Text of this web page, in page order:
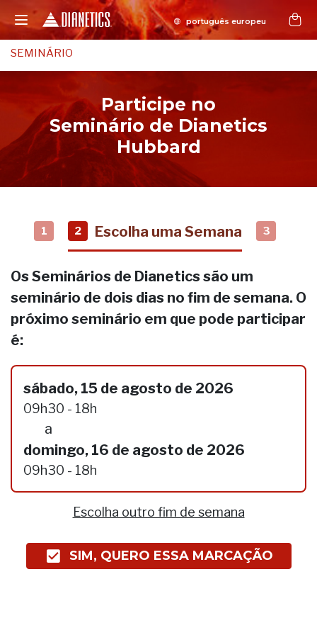
SEMINÁRIO
Participe no
Seminário de Dianetics
Hubbard
1 2 Escolha uma Semana 3
Os Seminários de Dianetics são um
seminário de dois dias no fim de semana. O
próximo seminário em que pode participar
é:
sábado, 15 de agosto de 2026
09h30 - 18h
a
domingo, 16 de agosto de 2026
09h30 - 18h
Escolha outro fim de semana
SIM, QUERO ESSA MARCAÇÃO